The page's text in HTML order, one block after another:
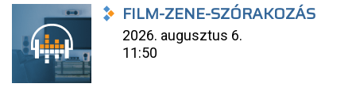
FILM-ZENE-SZÓRAKOZÁS
2026. augusztus 6.
11:50